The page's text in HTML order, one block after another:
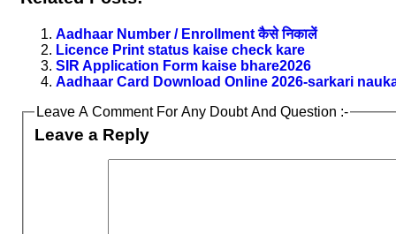
Aadhaar Number / Enrollment कैसे निकालें
Licence Print status kaise check kare
SIR Application Form kaise bhare2026
Aadhaar Card Download Online 2026-sarkari
Leave A Comment For Any Doubt And Question :-
Leave a Reply